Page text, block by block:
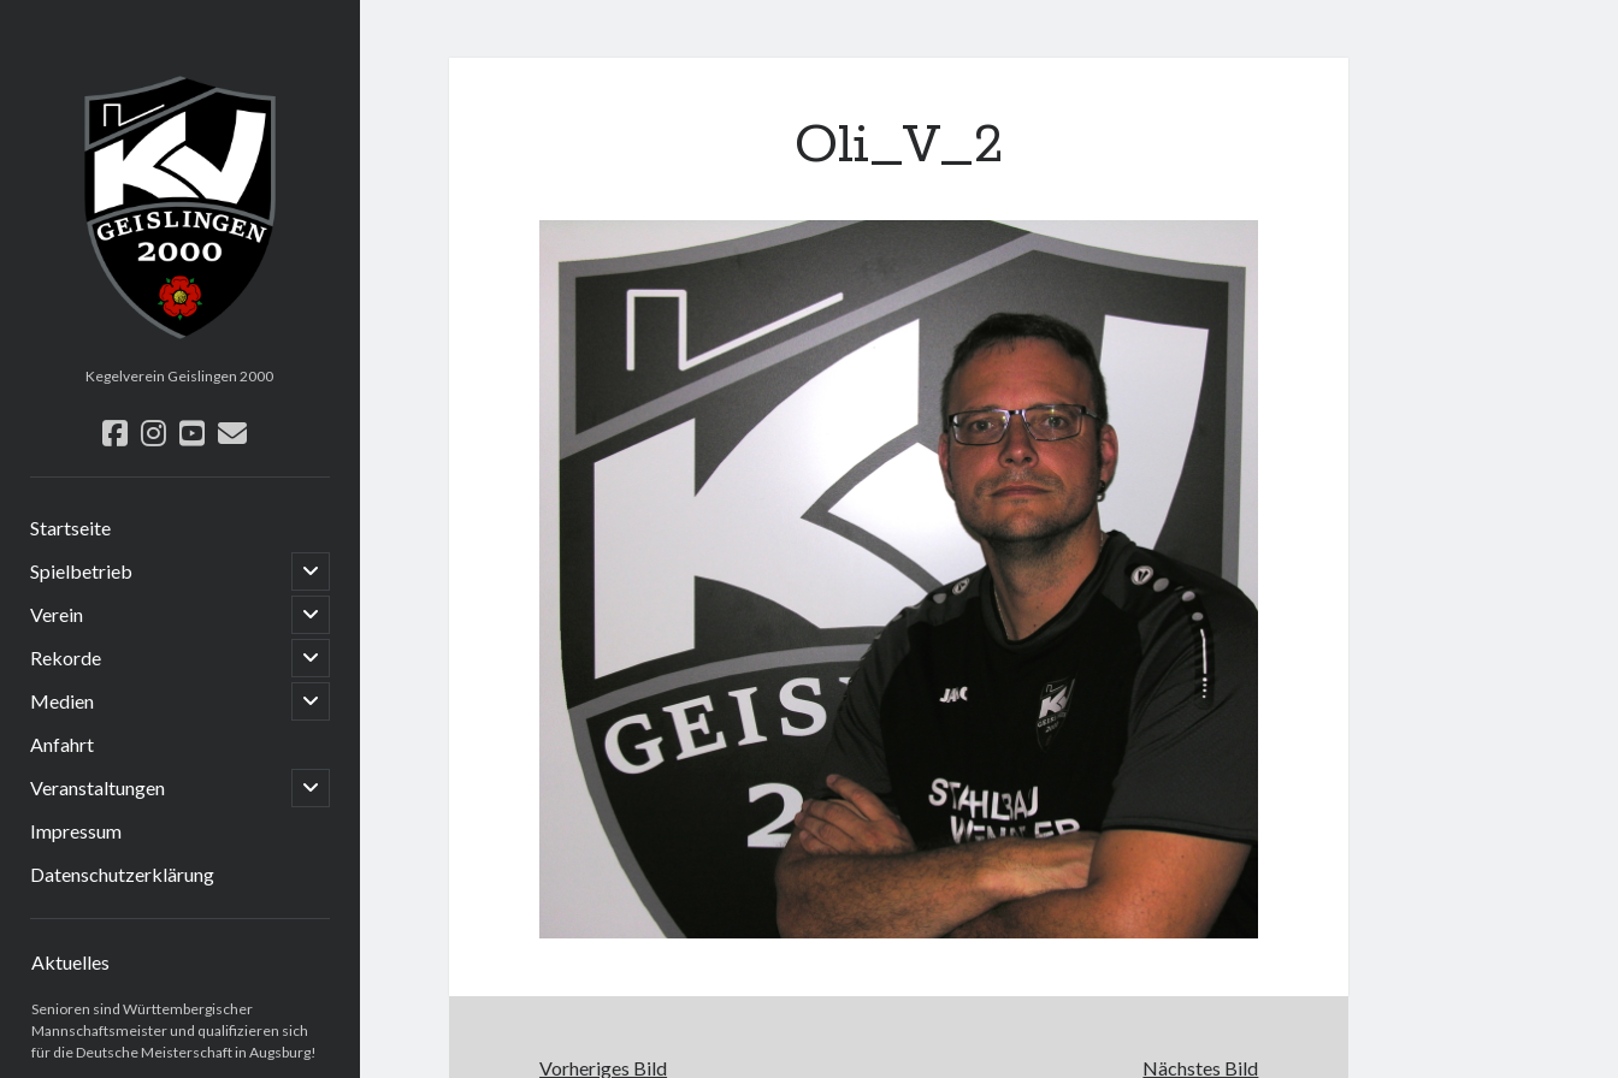
Geislingen
2000
Kegelverein Geislingen 2000
facebook
instagram
youtube
email
Startseite
Spielbetrieb
open
child
menu
Verein
open
child
menu
Rekorde
open
child
menu
Medien
open
child
Anfahrt
Veranstaltungen
open
child
Impressum
Datenschutzerklärung
Aktuelles
Senioren sind Württembergischer
Mannschaftsmeister und qualifizieren sich
für die Deutsche Meisterschaft in Augsburg!
Oli_V_2
Vorheriges Bild Nächstes Bild